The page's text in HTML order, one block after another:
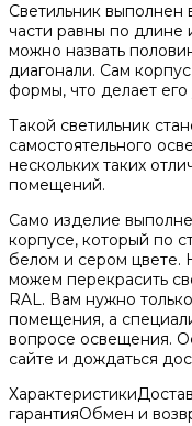
Светильник выполнен
части равны по длине
можно назвать
диагонали. Сам
формы, что делает
Такой светильник
самостоятельного
нескольких таких
помещений.
Само изделие
корпусе, который по
белом и сером цвете.
можем перекрасить
RAL. Вам нужно
помещения, а
вопросе освещения.
сайте и дождаться
Характеристики
гарантияОбмен и